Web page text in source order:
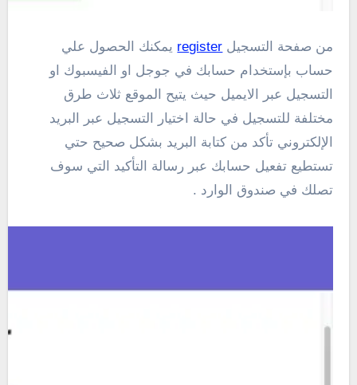
من صفحة التسجيل register يمكنك الحصول علي
حساب بإستخدام حسابك في جوجل او الفيسبوك او
التسجيل عبر الايميل حيث يتيح الموقع ثلاث طرق
مختلفة للتسجيل في حالة اختيار التسجيل عبر البريد
الإلكتروني تأكد من كتابة البريد بشكل صحيح حتي
تستطيع تفعيل حسابك عبر رسالة التأكيد التي سوف
تصلك في صندوق الوارد .